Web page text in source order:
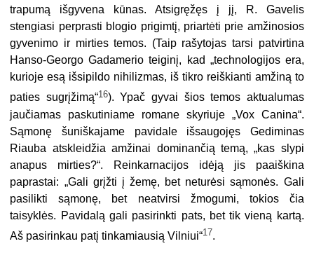
trapumą išgyvena kūnas. Atsigręžęs į jį, R. Gavelis
stengiasi perprasti blogio prigimtį, priartėti prie amžinosios
gyvenimo ir mirties temos. (Taip rašytojas tarsi patvirtina
Hanso-Georgo Gadamerio teiginį, kad „technologijos era,
kurioje esą išsipildo nihilizmas, iš tikro reiškianti amžiną to
paties sugrįžimą“16). Ypač gyvai šios temos aktualumas
jaučiamas paskutiniame romane skyriuje „Vox Canina“.
Sąmonę šuniškajame pavidale išsaugojęs Gediminas
Riauba atskleidžia amžinai dominančią temą, „kas slypi
anapus mirties?“. Reinkarnacijos idėją jis paaiškina
paprastai: „Gali grįžti į žemę, bet neturėsi sąmonės. Gali
pasilikti sąmonę, bet neatvirsi žmogumi, tokios čia
taisyklės. Pavidalą gali pasirinkti pats, bet tik vieną kartą.
Aš pasirinkau patį tinkamiausią Vilniui“17.